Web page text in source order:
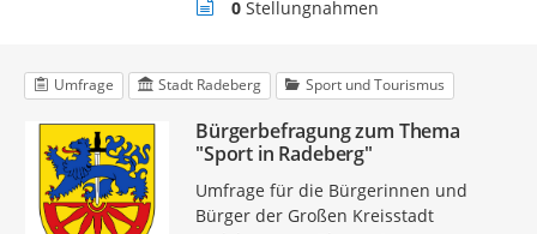
Stellungnahmen
0Stellungnahmen
Umfrage Stadt Radeberg Sport und Tourismus
Bürgerbefragung zum Thema
"Sport in Radeberg"
Umfrage für die Bürgerinnen und
Bürger der Großen Kreisstadt